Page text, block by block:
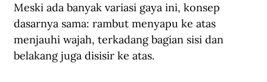
Meski ada banyak variasi gaya ini, konsep
dasarnya sama: rambut menyapu ke atas
menjauhi wajah, terkadang bagian sisi dan
belakang juga disisir ke atas.